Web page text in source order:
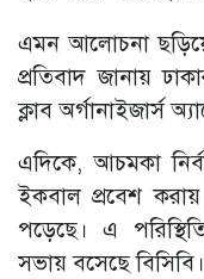
এমন আলোচনা
প্রতিবাদ জানায়
ক্লাব অর্গানাইজার্স
এদিকে, আচমকা
ইকবাল প্রবেশ করায়
পড়েছে। এ
সভায় বসেছে বিসিবি।